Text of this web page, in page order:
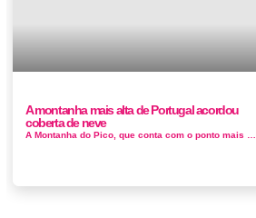
A montanha mais alta de Portugal acordou
coberta de neve
A Montanha do Pico, que conta com o ponto mais alto de Portugal a 2351 metros de altitude, está pintada de branco após um nevão q...